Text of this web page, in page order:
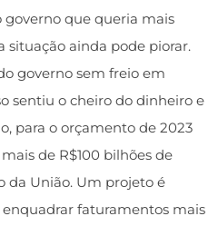
governo que queria mais
situação ainda pode piorar.
governo sem freio em
sentiu o cheiro do dinheiro e
para o orçamento de 2023
de R$100 bilhões de
da União. Um projeto é
faturamentos mais